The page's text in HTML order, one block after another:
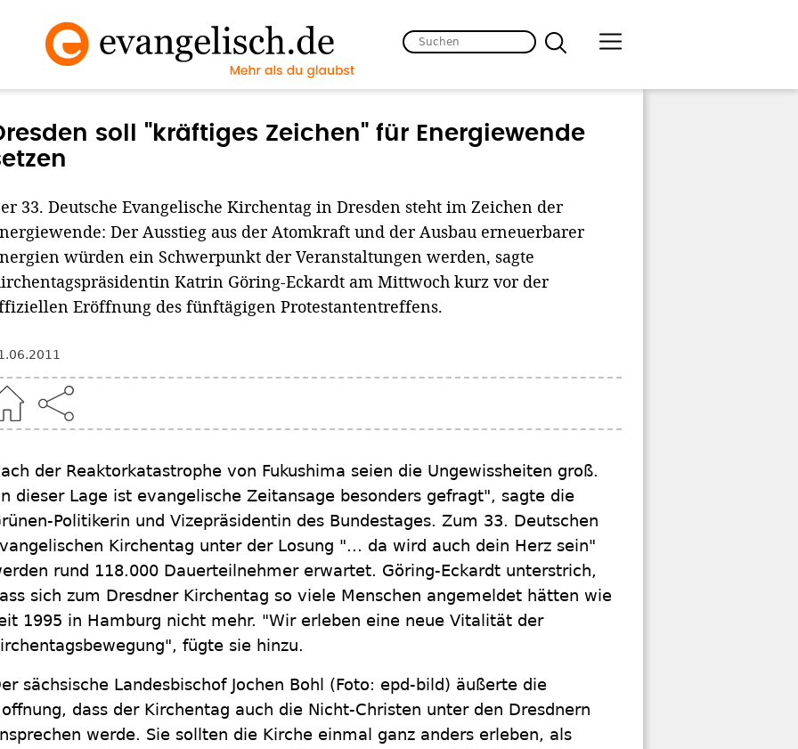
soll "kräftiges Zeichen" für Energiewende
33. Deutsche Evangelische Kirchentag in Dresden steht im Zeichen der
Der Ausstieg aus der Atomkraft und der Ausbau erneuerbarer
würden ein Schwerpunkt der Veranstaltungen werden, sagte
Katrin Göring-Eckardt am Mittwoch kurz vor der
Eröffnung des fünftägigen Protestantentreffens.
der Reaktorkatastrophe von Fukushima seien die Ungewissheiten groß.
dieser Lage ist evangelische Zeitansage besonders gefragt", sagte die
Politikerin und Vizepräsidentin des Bundestages. Zum 33. Deutschen
Kirchentag unter der Losung "... da wird auch dein Herz sein"
rund 118.000 Dauerteilnehmer erwartet. Göring-Eckardt unterstrich,
sich zum Dresdner Kirchentag so viele Menschen angemeldet hätten wie
1995 in Hamburg nicht mehr. "Wir erleben eine neue Vitalität der
fügte sie hinzu.
sächsische Landesbischof Jochen Bohl (Foto: epd-bild) äußerte die
dass der Kirchentag auch die Nicht-Christen unter den Dresdnern
werde. Sie sollten die Kirche einmal ganz anders erleben, als